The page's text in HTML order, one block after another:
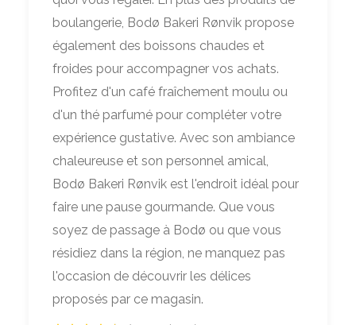
boulangerie, Bodø Bakeri Rønvik propose
également des boissons chaudes et
froides pour accompagner vos achats.
Profitez d'un café fraîchement moulu ou
d'un thé parfumé pour compléter votre
expérience gustative. Avec son ambiance
chaleureuse et son personnel amical,
Bodø Bakeri Rønvik est l'endroit idéal pour
faire une pause gourmande. Que vous
soyez de passage à Bodø ou que vous
résidiez dans la région, ne manquez pas
l'occasion de découvrir les délices
proposés par ce magasin.